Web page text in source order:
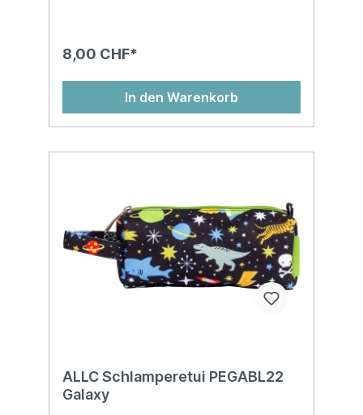
8,00 CHF*
In den Warenkorb
ALLC Schlamperetui PEGABL22
Galaxy